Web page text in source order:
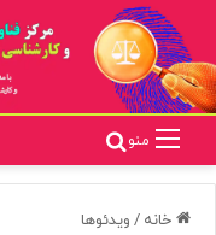
منو
خانه / ویدئوها